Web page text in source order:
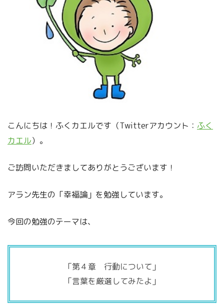
こんにちは！ふくカエルです（Twitterアカウント： ふく
カエル）。
ご訪問いただきましてありがとうございます！
アラン先生の「幸福論」を勉強しています。
今回の勉強のテーマは、
「第４章 行動について」
「言葉を厳選してみたよ」